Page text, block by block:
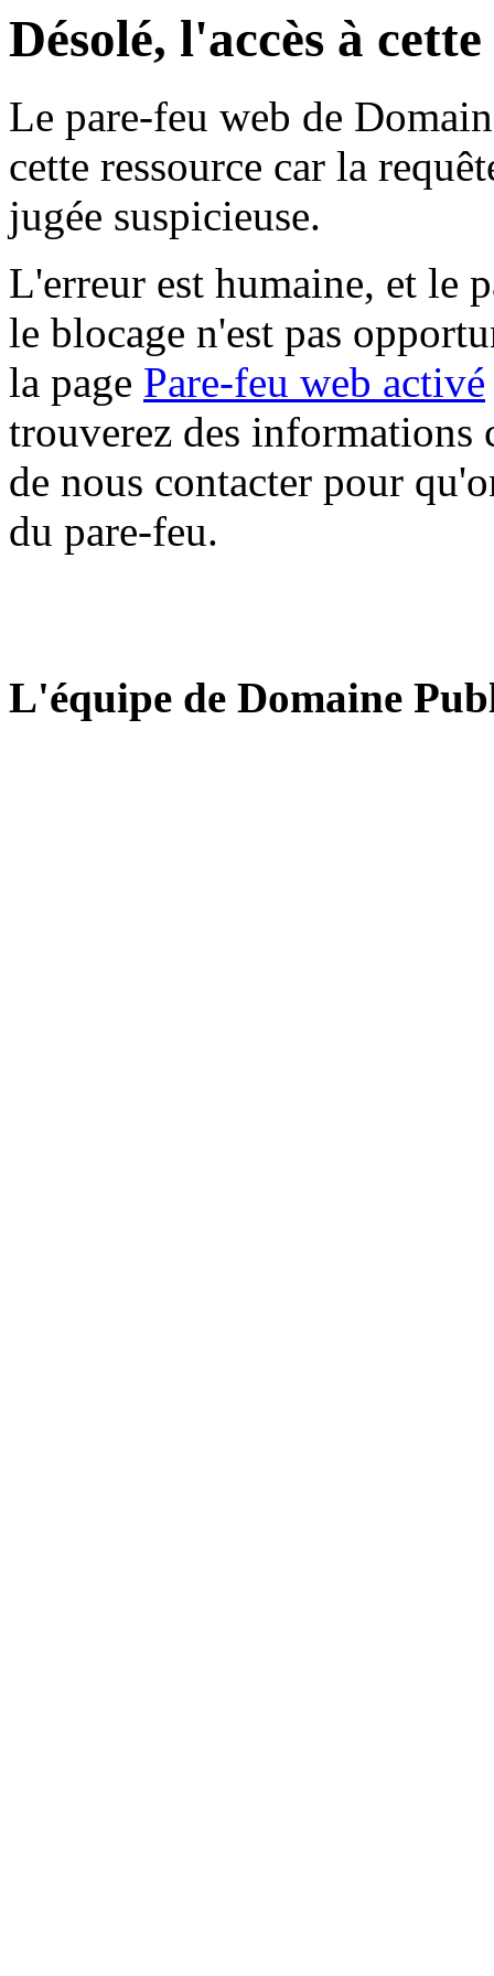
Désolé, l'accès à
Le pare-feu web de
cette ressource car la
jugée suspicieuse.
L'erreur est humaine, et le
le blocage n'est pas
la page Pare-feu web activé
trouverez des informations
de nous contacter pour
du pare-feu.
L'équipe de Domaine